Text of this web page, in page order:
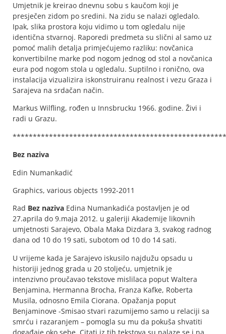
Umjetnik je kreirao dnevnu sobu s kaučom koji je
presječen zidom po sredini. Na zidu se nalazi ogledalo.
Ipak, slika prostora koju vidimo u tom ogledalu nije
identična stvarnoj. Raporedi predmeta su slični al samo uz
pomoć malih detalja primjećujemo razliku: novčanica
konvertibilne marke pod nogom jednog od stol a novčanica
eura pod nogom stola u ogledalu. Suptilno i ronično, ova
instalacija vizualizira iskonstruiranu realnost i vezu Graza i
Sarajeva na srdačan način.
Markus Wilfling, rođen u Innsbrucku 1966. godine. Živi i
radi u Grazu.
Bez naziva
Edin Numankadić
Graphics, various objects 1992-2011
Rad Bez naziva Edina Numankadića postavljen je od
27.aprila do 9.maja 2012. u galeriji Akademije likovnih
umjetnosti Sarajevo, Obala Maka Dizdara 3, svakog radnog
dana od 10 do 19 sati, subotom od 10 do 14 sati.
U vrijeme kada je Sarajevo iskusilo najdužu opsadu u
historiji jednog grada u 20 stoljeću, umjetnik je
intenzivno proučavao tekstove mislilaca poput Waltera
Benjamina, Hermanna Brocha, Franza Kafke, Roberta
Musila, odnosno Emila Ciorana. Opažanja poput
Benjaminove -Smisao stvari razumijemo samo u relaciji sa
smrću i razaranjem – pomogla su mu da pokuša shvatiti